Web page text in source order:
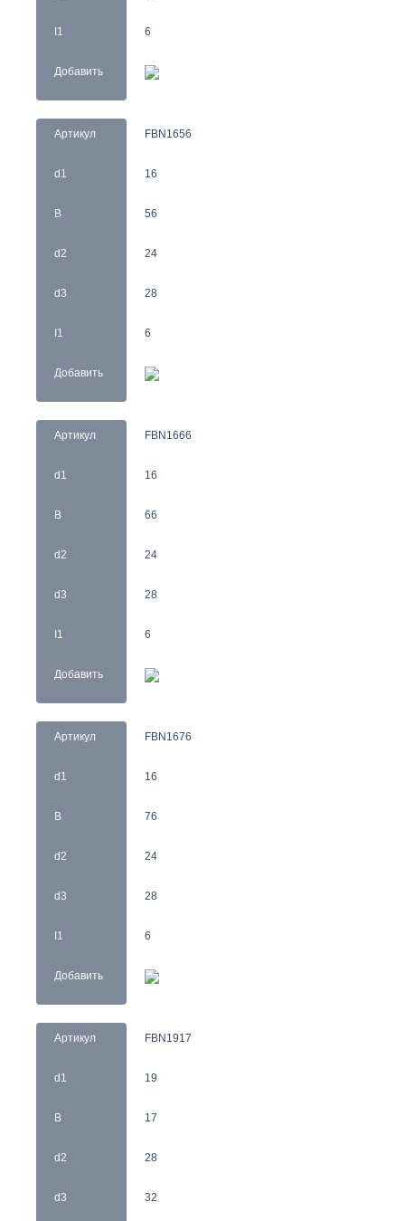
I1
Добавить
6
Артикул
d1
B
d2
d3
I1
Добавить
FBN1656
16
56
24
28
6
Артикул
d1
B
d2
d3
I1
Добавить
FBN1666
16
66
24
28
6
Артикул
d1
B
d2
d3
I1
Добавить
FBN1676
16
76
24
28
6
Артикул
d1
B
d2
d3
FBN1917
19
17
28
32